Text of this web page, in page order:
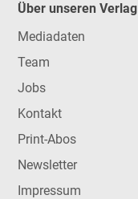
Über unseren Verlag
Mediadaten
Team
Jobs
Kontakt
Print-Abos
Newsletter
Impressum